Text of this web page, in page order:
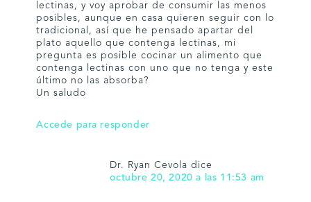
lectinas, y voy aprobar de consumir las menos
posibles, aunque en casa quieren seguir con lo
tradicional, así que he pensado apartar del
plato aquello que contenga lectinas, mi
pregunta es posible cocinar un alimento que
contenga lectinas con uno que no tenga y este
último no las absorba?
Un saludo
Accede para responder
Dr. Ryan Cevola dice
octubre 20, 2020 a las 11:53 am